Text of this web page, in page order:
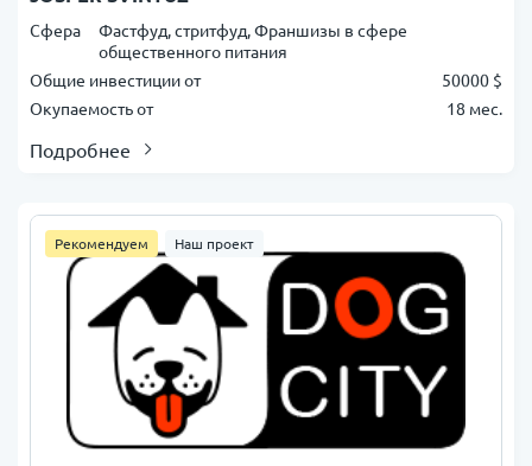
Сфера
Фастфуд, стритфуд, Франшизы в сфере
общественного питания
Общие инвестиции от
50000 $
Окупаемость от
18 мес.
Подробнее
Рекомендуем Наш проект